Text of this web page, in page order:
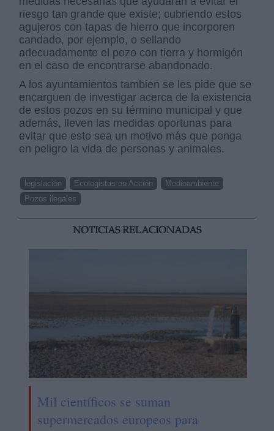
riesgo tan grande que existe; cubriendo estos
agujeros con tapas de hierro que incorporen
candado, por ejemplo, o sellando
adecuadamente el pozo con tierra y hormigón
en el caso de encontrarse abandonado.
A los ayuntamientos también se les pide que se
encarguen de investigar acerca de la existencia
de estos pozos en su término municipal y que
además, lleven las medidas oportunas para
evitar que esto sea un motivo más que ponga
en peligro la vida de personas y animales.
legislación Ecologistas en Acción
Medioambiente
Pozos ilegales
NOTICIAS RELACIONADAS
Mil científicos se suman
supermercados europeos para